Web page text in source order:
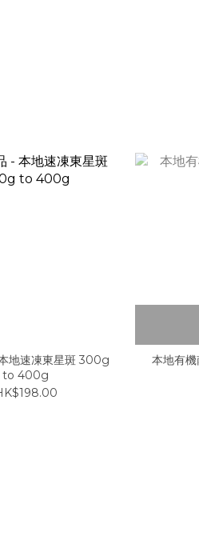
地速凍東星斑 300g
to 400g
本地有機